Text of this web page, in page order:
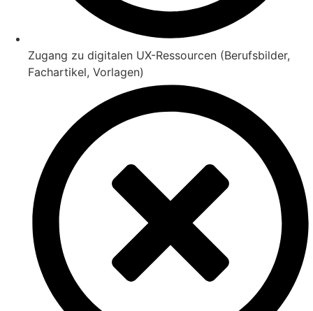
Zugang zu digitalen UX-Ressourcen (Berufsbilder,
Fachartikel, Vorlagen)